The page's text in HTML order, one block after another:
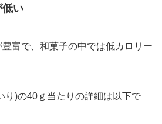
い
富で、和菓子の中では低カロリー
り)の40ｇ当たりの詳細は以下で